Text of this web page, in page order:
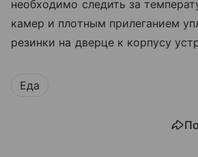
необходимо следить за
камер и плотным прилеганием
резинки на дверце к корпусу
Еда